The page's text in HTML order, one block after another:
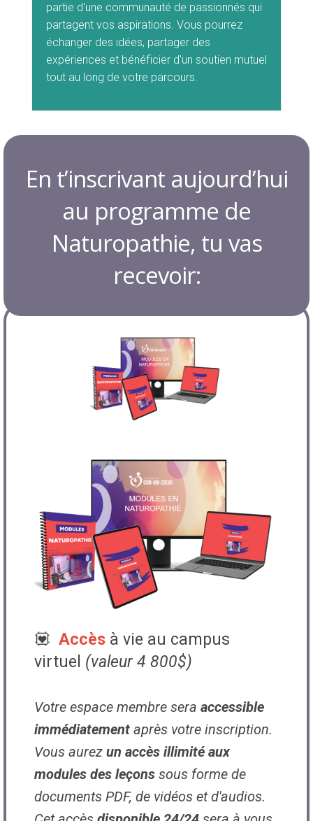
partie d'une communauté de passionnés qui
partagent vos aspirations. Vous pourrez
échanger des idées, partager des
expériences et bénéficier d'un soutien mutuel
tout au long de votre parcours.
En t’inscrivant aujourd’hui
au programme de
Naturopathie, tu vas
recevoir:
💟 Accès à vie au campus
virtuel (valeur 4 800$)
Votre espace membre sera accessible
immédiatement après votre inscription.
Vous aurez un accès illimité aux
modules des leçons sous forme de
documents PDF, de vidéos et d'audios.